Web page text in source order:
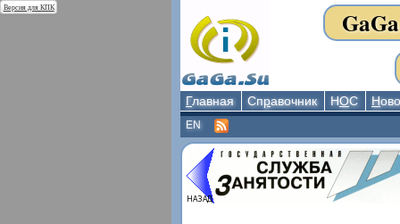
Версия для КПК
Главная Справочник НОС Н
EN